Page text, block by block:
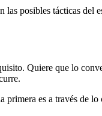
las posibles tácticas
Quiere que lo
primera es a través de